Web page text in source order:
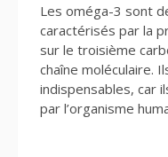
Les oméga-3 sont
caractérisés par la
sur le troisième
chaîne moléculaire.
indispensables, car
par l’organisme